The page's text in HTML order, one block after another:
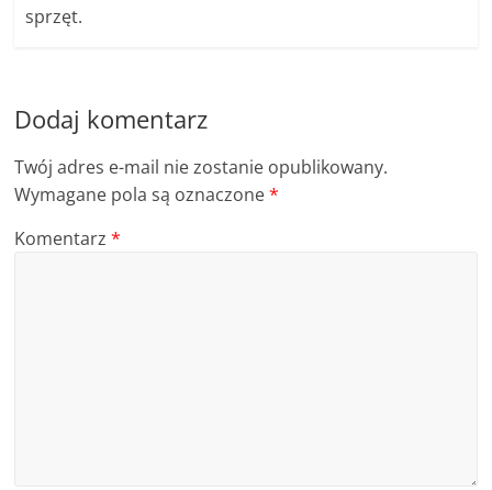
sprzęt.
Dodaj komentarz
Twój adres e-mail nie zostanie opublikowany.
Wymagane pola są oznaczone*
Komentarz*